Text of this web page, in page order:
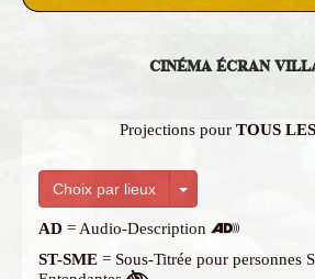
CINÉMA ÉCRAN